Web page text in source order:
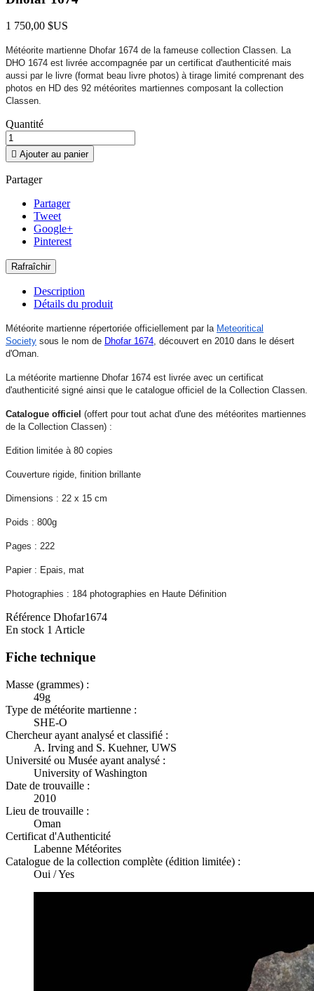
1 750,00 $US
Météorite martienne Dhofar 1674 de la fameuse collection Classen. La
DHO 1674 est livrée accompagnée par un certificat d'authenticité mais
aussi par le livre (format beau livre photos) à tirage limité comprenant des
photos en HD des 92 météorites martiennes composant la collection
Classen.
Quantité
 Ajouter au panier
Partager
Partager
Tweet
Google+
Pinterest
Description
Détails du produit
Météorite martienne répertoriée officiellement par la Meteoritical
Society sous le nom de Dhofar 1674, découvert en 2010 dans le désert
d'Oman.
La météorite martienne Dhofar 1674 est livrée avec un certificat
d'authenticité signé ainsi que le catalogue officiel de la Collection Classen.
Catalogue officiel (offert pour tout achat d'une des météorites martiennes
de la Collection Classen) :
Edition limitée à 80 copies
Couverture rigide, finition brillante
Dimensions : 22 x 15 cm
Poids : 800g
Pages : 222
Papier : Epais, mat
Photographies : 184 photographies en Haute Définition
Référence Dhofar1674
En stock 1 Article
Fiche technique
Masse (grammes) :
49g
Type de météorite martienne :
SHE-O
Chercheur ayant analysé et classifié :
A. Irving and S. Kuehner, UWS
Université ou Musée ayant analysé :
University of Washington
Date de trouvaille :
2010
Lieu de trouvaille :
Oman
Certificat d'Authenticité
Labenne Météorites
Catalogue de la collection complète (édition limitée) :
Oui / Yes